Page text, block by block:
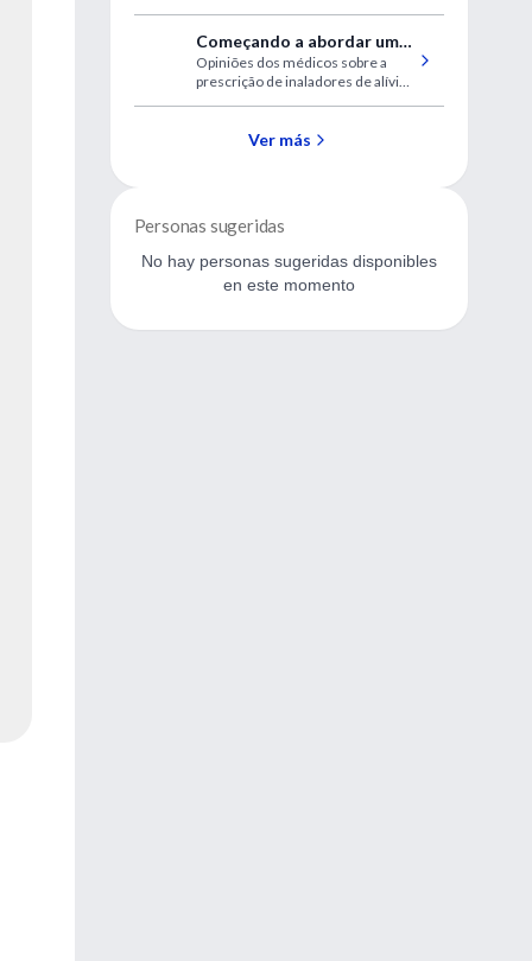
adicional.
Começando a abordar uma
lacuna de implementação
na asma
Opiniões dos médicos sobre a
prescrição de inaladores de alívio
Ver más
Personas sugeridas
No hay personas sugeridas disponibles
en este momento